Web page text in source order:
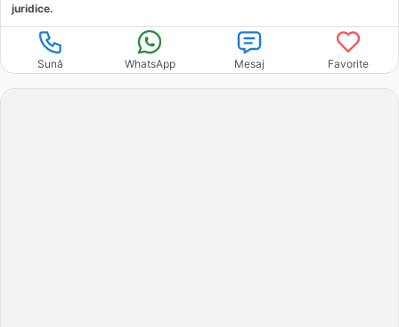
juridice.
Sună WhatsApp Mesaj Favorite